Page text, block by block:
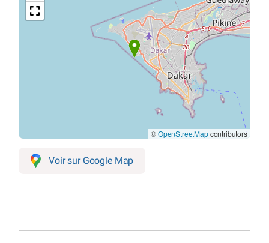
©OpenStreetMapcontributors
Voir sur Google Map